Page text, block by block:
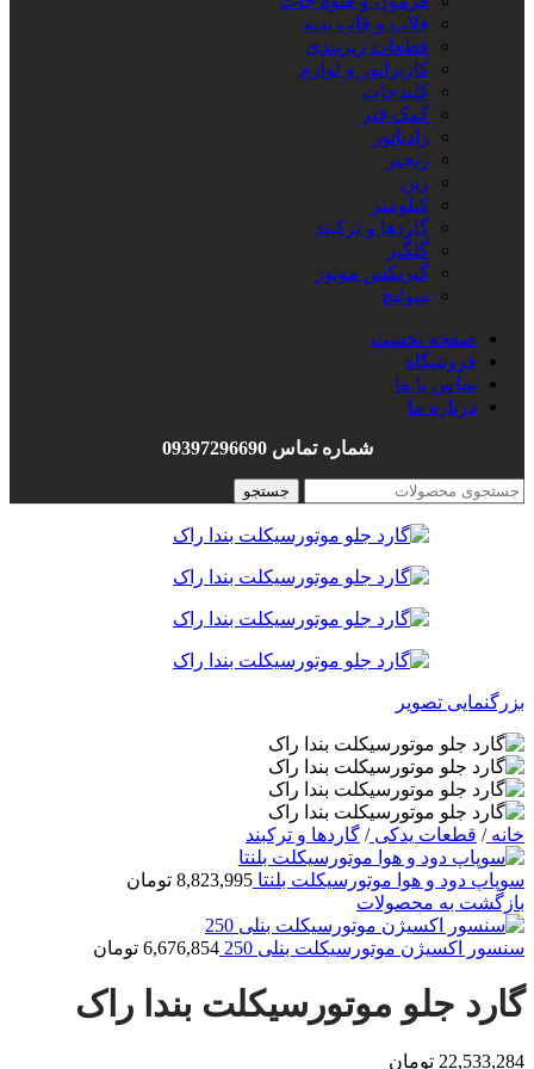
فلاپ و قاب بدنه
قطعات زیربندی
کاربراتور و لوازم
کلیدجات
کمک فنر
رادیاتور
زنجیر
زین
کیلومتر
گاردها و ترکبند
گلگیر
گیربکس موتور
سوئیچ
هندل
واشربندی
صفحه نخست
فروشگاه
تماس با ما
درباره ما
شماره تماس 09397296690
جستجو
بزرگنمایی تصویر
خانه/ قطعات یدکی/ گاردها و ترکبند
سوپاپ دود و هوا موتورسیکلت بلنتا 8,823,995 تومان
بازگشت به محصولات
سنسور اکسیژن موتورسیکلت بنلی 250 6,676,854 تومان
گارد جلو موتورسیکلت بندا راک
22,533,284 تومان